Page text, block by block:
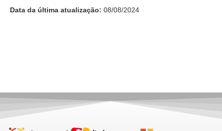
Data da última atualização: 08/08/2024